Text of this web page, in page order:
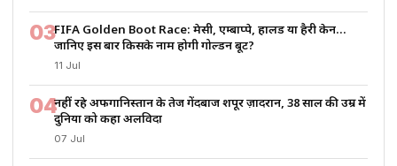
03FIFA Golden Boot Race: मेसी, एम्बाप्पे, हालैंड या हैरी केन…
जानिए इस बार किसके नाम होगी गोल्डन बूट?
11 Jul
04नहीं रहे अफगानिस्तान के तेज गेंदबाज शपूर ज़ादरान, 38 साल की उम्र में
दुनिया को कहा अलविदा
07 Jul